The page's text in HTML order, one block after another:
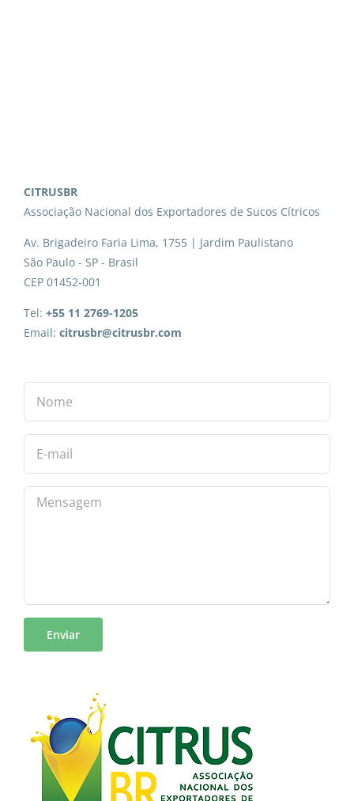
CITRUSBR
Associação Nacional dos Exportadores de Sucos Cítricos
Av. Brigadeiro Faria Lima, 1755 | Jardim Paulistano
São Paulo - SP - Brasil
CEP 01452-001
Tel: +55 11 2769-1205
Email: citrusbr@citrusbr.com